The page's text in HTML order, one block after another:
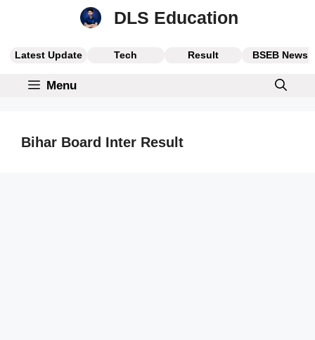
DLS Education
Latest Update Tech Result BSEB News
Menu
Bihar Board Inter Result